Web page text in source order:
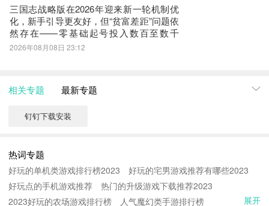
钉钉8.3.45 下载安装说明：
下载钉钉到手机上面的方法有很多。 安卓系统的手机可以在豌豆荚
或者PP助手等手机助手里面一键下载安装！也可以通过电脑端用手
也是可以的，下面就为大家介绍下手机网页怎么下载最新钉钉8.3.45
首先，我们手机里要有一个浏览器，小编比较喜欢用UC浏览器，当
最新钉钉
第二步：
打开UC浏览器或者自带浏览器，我们在地址栏上直接输入最新钉钉
下载安装或者最新钉钉APP下载。然后点击搜索，我们可以看到搜索
三国志战略版在2026年迎来新一轮机制优
化，新手引导更友好，但“贫富差距”问题依
然存在——零基础起号投入数百至数千
元，资源积累与战力成长仍显缓慢。相较
配性，而选择可靠平台尤为关键。下文基
2026年08月08日 23:12
相关专题 最新专题
钉钉下载安装
热词专题
好玩的单机类游戏排行榜2023
好玩的宅男游戏推荐有哪些2023
好玩点的手机游戏推荐
热门的升级游戏下载推荐2023
2023好玩的农场游戏排行榜
人气魔幻类手游排行榜 展开